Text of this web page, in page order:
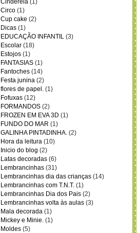
Cinderela (1)
Circo (1)
Cup cake (2)
Dicas (1)
EDUCAÇÃO INFANTIL (3)
Escolar (18)
Estojos (1)
FANTASIAS (1)
Fantoches (14)
Festa junina (2)
flores de papel. (1)
Fofuxas (12)
FORMANDOS (2)
FROZEN EM EVA 3D (1)
FUNDO DO MAR (1)
GALINHA PINTADINHA. (2)
Hora da leitura (10)
Inicio do blog (2)
Latas decoradas (6)
Lembrancinhas (31)
Lembrancinhas dia das crianças (14)
Lembrancinhas com T.N.T. (1)
Lembrancinhas Dia dos Pais (2)
Lembrancinhas volta às aulas (3)
Mala decorada (1)
Mickey e Minie. (1)
Moldes (5)